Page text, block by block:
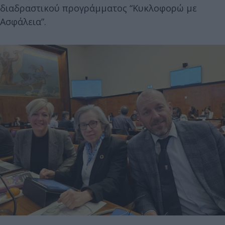
διαδραστικού προγράμματος “Κυκλοφορώ με
Ασφάλεια”.